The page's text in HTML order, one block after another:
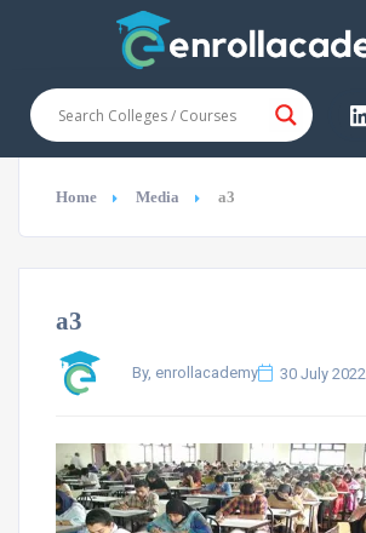
Home Media a3
a3
By, enrollacademy 30 July 2022